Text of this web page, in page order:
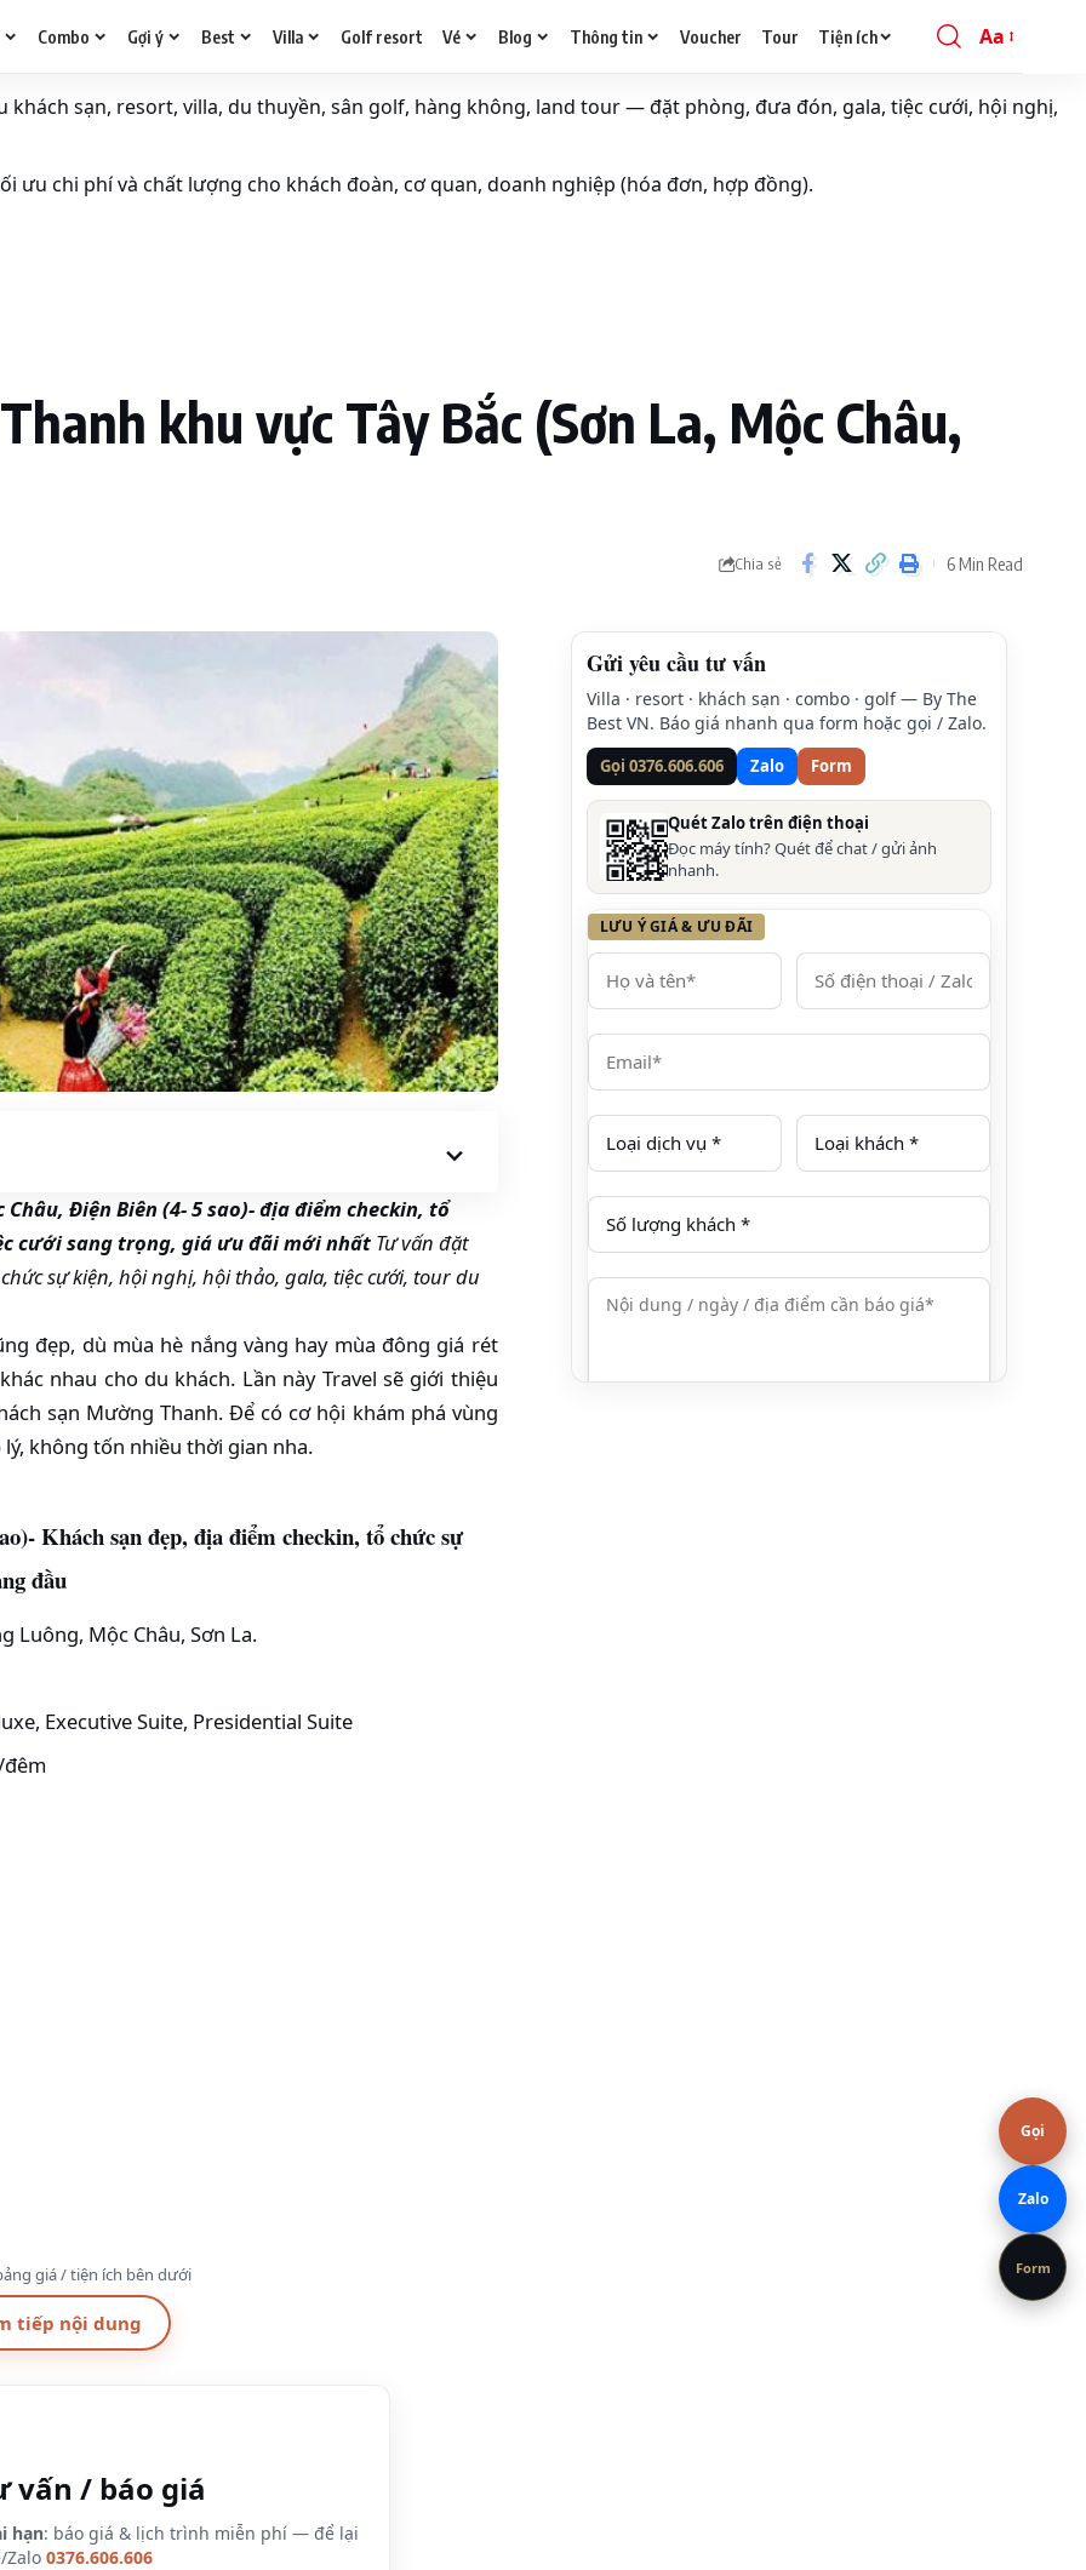
Combo Gợi ý Best Villa Golf resort Vé Blog Thông tin Voucher Tour Tiện ích
Font
Aa
khách sạn, resort, villa, du thuyền, sân golf, hàng không, land tour — đặt phòng, đưa đón, gala, tiệc cưới, hội nghị,
ưu chi phí và chất lượng cho khách đoàn, cơ quan, doanh nghiệp (hóa đơn, hợp đồng).
khu vực Tây Bắc (Sơn La, Mộc Châu,
Chia sẻ 6 Min Read
Điện Biên (4- 5 sao)- địa điểm checkin, tổ
cưới sang trọng, giá ưu đãi mới nhất Tư vấn đặt
sự kiện, hội nghị, hội thảo, gala, tiệc cưới, tour du
đẹp, dù mùa hè nắng vàng hay mùa đông giá rét
nhau cho du khách. Lần này Travel sẽ giới thiệu
sạn Mường Thanh. Để có cơ hội khám phá vùng
không tốn nhiều thời gian nha.
Khách sạn đẹp, địa điểm checkin, tổ chức sự
đầu
Luông, Mộc Châu, Sơn La.
Executive Suite, Presidential Suite
bị hiện đại với số lượng khách từ 50 tới 600 khách.
giá / tiện ích bên dưới
tiếp nội dung
vấn / báo giá
hạn: báo giá & lịch trình miễn phí — để lại
Zalo 0376.606.606
Gửi yêu cầu tư vấn
Villa · resort · khách sạn · combo · golf — By The
Best VN. Báo giá nhanh qua form hoặc gọi / Zalo.
Gọi 0376.606.606 Zalo Form
Quét Zalo trên điện thoại
Đọc máy tính? Quét để chat / gửi ảnh
nhanh.
LƯU Ý GIÁ & ƯU ĐÃI
Gọi
Zalo
Form